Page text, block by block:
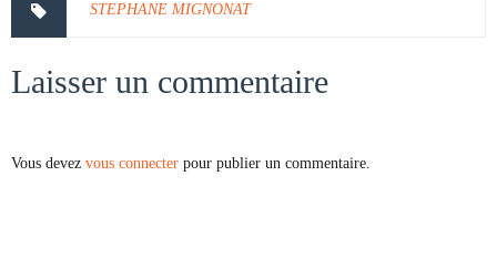
STEPHANE MIGNONAT
Laisser un commentaire
Vous devez vous connecter pour publier un commentaire.